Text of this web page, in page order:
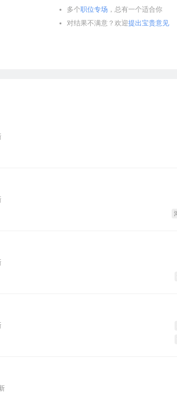
多个职位专场 ，总有一个适合你
对结果不满意？欢迎提出宝贵意见